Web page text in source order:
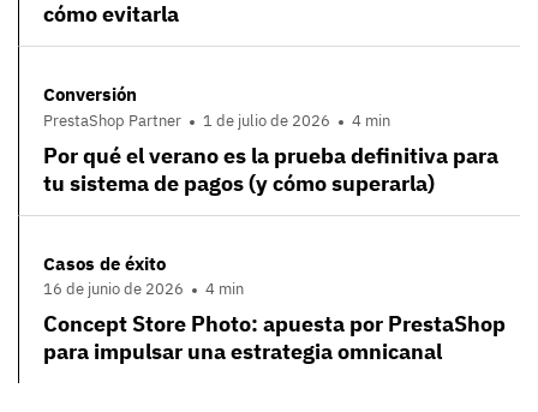
cómo evitarla
Conversión
PrestaShop Partner 1 de julio de 2026 4 min
Por qué el verano es la prueba definitiva para
tu sistema de pagos (y cómo superarla)
Casos de éxito
16 de junio de 2026 4 min
Concept Store Photo: apuesta por PrestaShop
para impulsar una estrategia omnicanal